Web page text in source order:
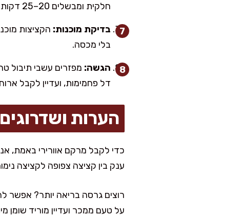
חלקית ומבשלים 20–25 דקות על אש נמוכה.
בדיקת מוכנות:
בלי מכסה.
הגשה: מפזרים עשבי תיבול
דל פחמימות, ועדיין לקבל
הערות ושדרוגים
כדי לקבל מרקם אוורירי באמת,
ענק בין קציצה צפופה לקציצה
רוצים גרסה בריאה יותר? אפשר
על טעם ממכר ועדיין מוריד שומן